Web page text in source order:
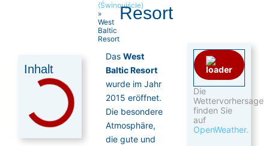
(Świnoujście)
»
West
Baltic
Resort
Resort
Inhalt
Das West
Baltic Resort
wurde im Jahr
2015 eröffnet.
Die besondere
Atmosphäre,
die gute und
Die
Wettervorhersage
finden Sie
auf
OpenWeather.